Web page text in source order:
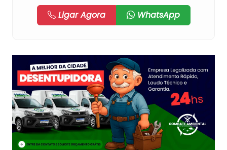
Ligar Agora
WhatsApp